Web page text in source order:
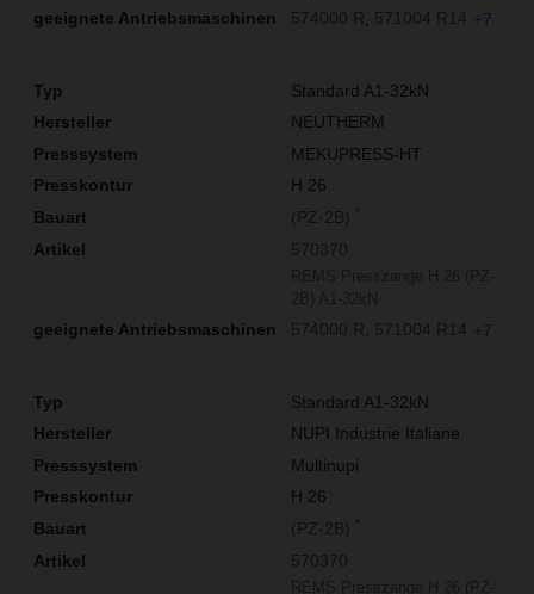
574000 R 571004 R14 +7
Standard A1-32kN
NEUTHERM
MEKUPRESS-HT
H 26
(PZ-2B)
570370
574000 R 571004 R14 +7
Standard A1-32kN
NUPI Industrie Italiane
Multinupi
H 26
(PZ-2B)
570370